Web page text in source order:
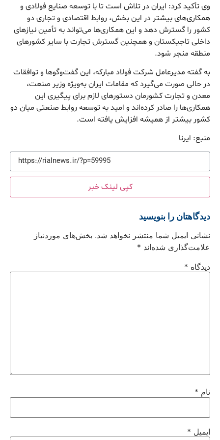
وی تأکید کرد: ایران در تلاش است تا با توسعه صنایع فولادی و
همکاری‌های بیشتر در این بخش، روابط اقتصادی و تجاری دو
کشور را گسترش دهد و این همکاری‌ها می‌تواند به تأمین نیاز‌های
داخلی تاجیکستان و همچنین گسترش تجارت با سایر کشور‌های
منطقه منجر شود.
به گفته مدیرعامل شرکت فولاد مبارکه، این گفت‌و‌گو‌ها و توافقات
در حالی صورت می‌گیرد که مقامات ایران به‌ویژه وزیر صنعت،
معدن و تجارت کشورمان دستورهای لازم برای پیگیری این
همکاری‌ها را صادر کرده‌اند و امید به توسعه روابط صنعتی میان دو
کشور بیشتر از همیشه افزایش یافته است.
منبع: ایرنا
کپی لینک خبر
دیدگاهتان را بنویسید
نشانی ایمیل شما منتشر نخواهد شد. بخش‌های موردنیاز
علامت‌گذاری شده‌اند *
دیدگاه *
نام *
ایمیل *